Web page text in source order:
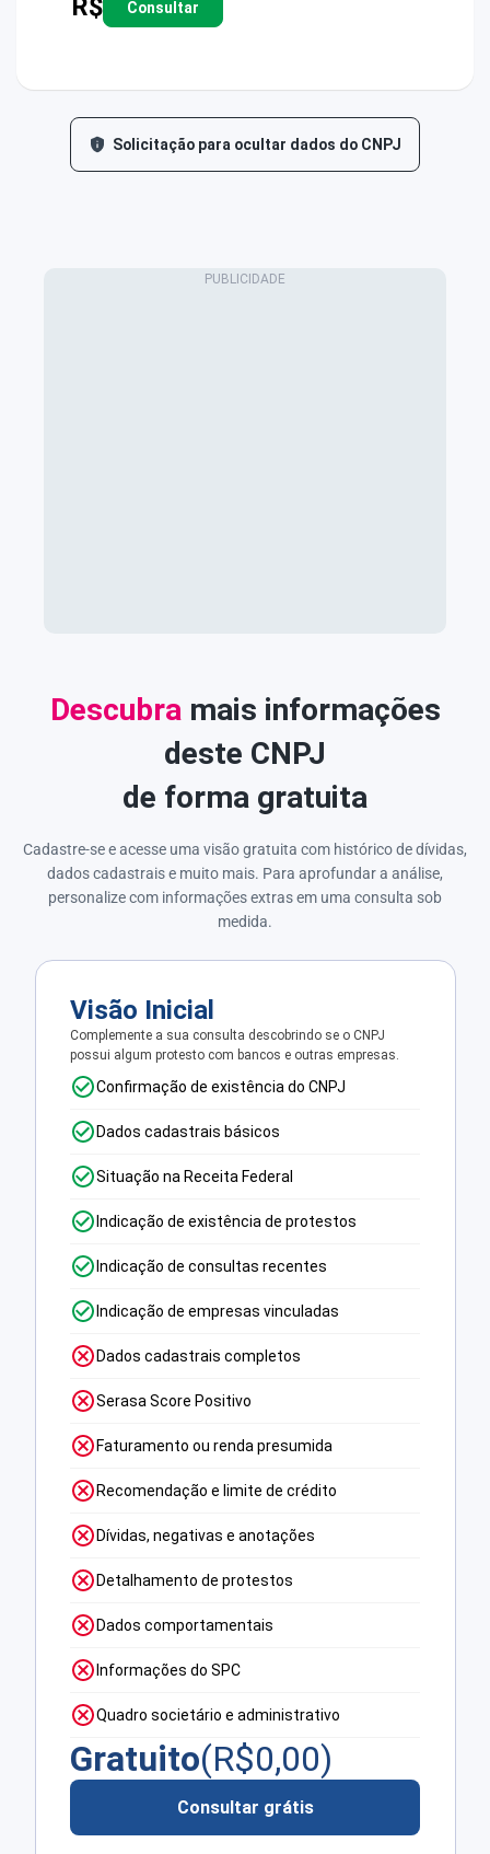
R$ Consultar
Solicitação para ocultar dados do CNPJ
Descubra mais informações
deste CNPJ
de forma gratuita
Cadastre-se e acesse uma visão gratuita com histórico de dívidas,
dados cadastrais e muito mais. Para aprofundar a análise,
personalize com informações extras em uma consulta sob
medida.
Visão Inicial
Complemente a sua consulta descobrindo se o CNPJ
possui algum protesto com bancos e outras empresas.
Confirmação de existência do CNPJ
Dados cadastrais básicos
Situação na Receita Federal
Indicação de existência de protestos
Indicação de consultas recentes
Indicação de empresas vinculadas
Dados cadastrais completos
Serasa Score Positivo
Faturamento ou renda presumida
Recomendação e limite de crédito
Dívidas, negativas e anotações
Detalhamento de protestos
Dados comportamentais
Informações do SPC
Quadro societário e administrativo
Gratuito(R$0,00)
Consultar grátis